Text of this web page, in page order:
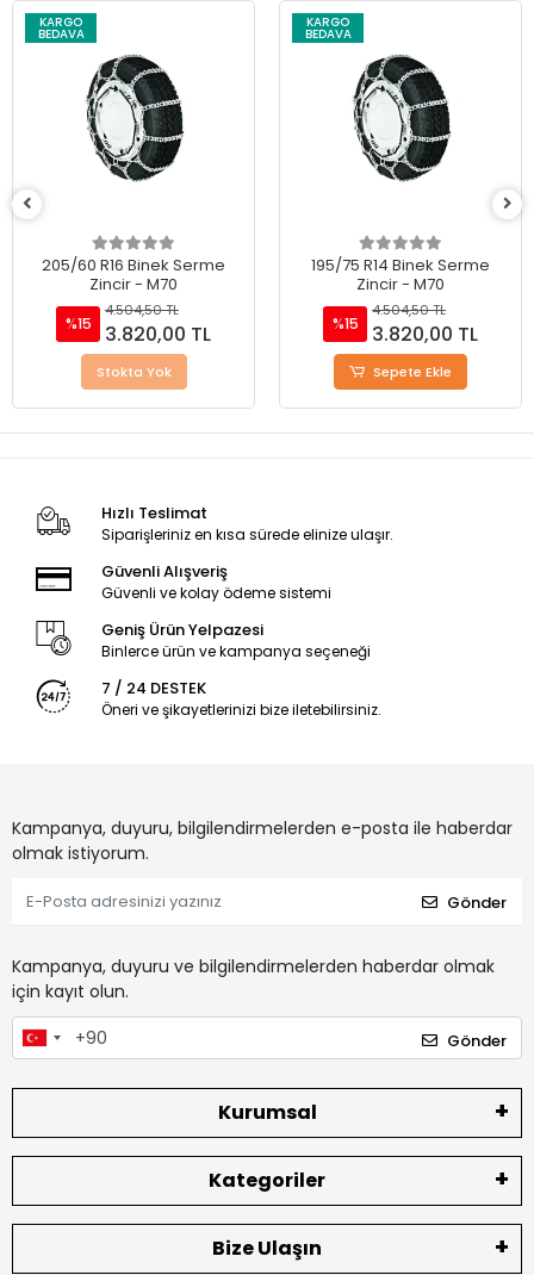
KARGO
BEDAVA
205/60 R16 Binek Serme
Zincir - M70
%15
4.504,50 TL
3.820,00 TL
Stokta Yok
KARGO
BEDAVA
195/75 R14 Binek Serme
Zincir - M70
%15
4.504,50 TL
3.820,00 TL
Sepete Ekle
Hızlı Teslimat
Siparişleriniz en kısa sürede elinize ulaşır.
Güvenli Alışveriş
Güvenli ve kolay ödeme sistemi
Geniş Ürün Yelpazesi
Binlerce ürün ve kampanya seçeneği
7 / 24 DESTEK
Öneri ve şikayetlerinizi bize iletebilirsiniz.
Kampanya, duyuru, bilgilendirmelerden e-posta ile haberdar
olmak istiyorum.
Gönder
Kampanya, duyuru ve bilgilendirmelerden haberdar olmak
için kayıt olun.
Gönder
Kurumsal
Kategoriler
Bize Ulaşın